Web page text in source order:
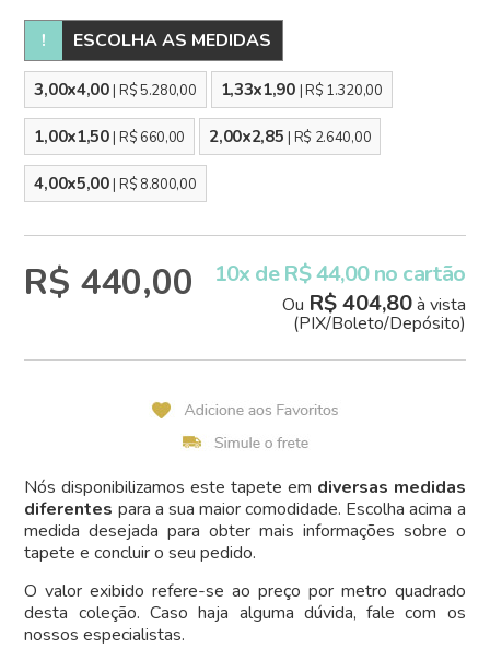
! ESCOLHA AS MEDIDAS
3,00x4,00 | R$ 5.280,00 1,33x1,90 | R$ 1.320,00
1,00x1,50 | R$ 660,00 2,00x2,85 | R$ 2.640,00
4,00x5,00 | R$ 8.800,00
R$ 440,00 10x de R$ 44,00 no cartão
Ou R$ 404,80à vista
(PIX/Boleto/Depósito)
Nós disponibilizamos este tapete em diversas medidas
diferentes para a sua maior comodidade. Escolha acima a
medida desejada para obter mais informações sobre o
tapete e concluir o seu pedido.
O valor exibido refere-se ao preço por metro quadrado
desta coleção. Caso haja alguma dúvida, fale com os
nossos especialistas.